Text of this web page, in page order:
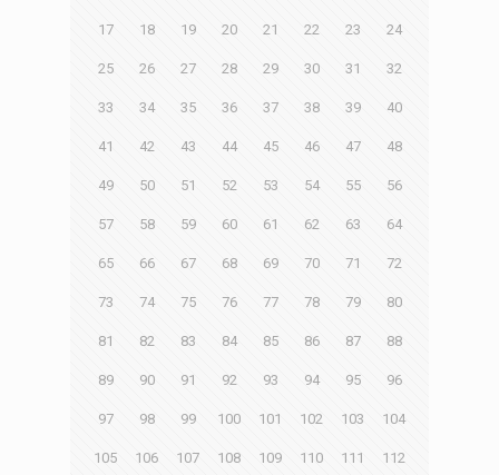
17 18 19 20 21 22 23 24
25 26 27 28 29 30 31 32
33 34 35 36 37 38 39 40
41 42 43 44 45 46 47 48
49 50 51 52 53 54 55 56
57 58 59 60 61 62 63 64
65 66 67 68 69 70 71 72
73 74 75 76 77 78 79 80
81 82 83 84 85 86 87 88
89 90 91 92 93 94 95 96
97 98 99 100 101 102 103 104
105 106 107 108 109 110 111 112